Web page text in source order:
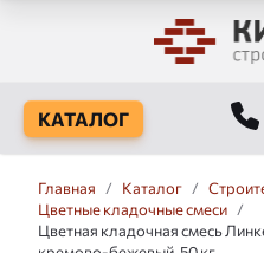
КАТАЛОГ
Главная / Каталог /
Цветные кладочные смеси /
Цветная кладочная смесь